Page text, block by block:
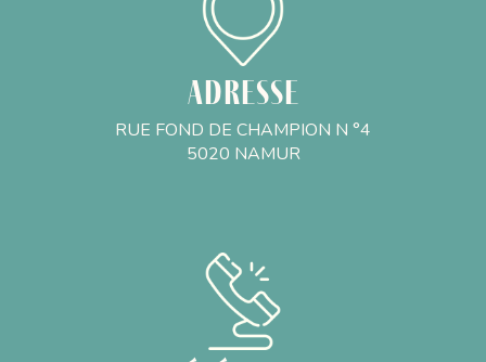
Adresse
RUE FOND DE CHAMPION N °4
5020 NAMUR